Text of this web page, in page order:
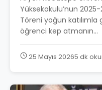
Yüksekokulu’nun
Töreni yoğun
öğrenci kep atmanın...
25 Mayıs 20265 dk